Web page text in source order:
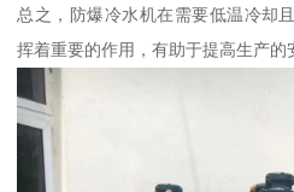
总之，防爆冷水机在需要低温冷却
挥着重要的作用，有助于提高生产的